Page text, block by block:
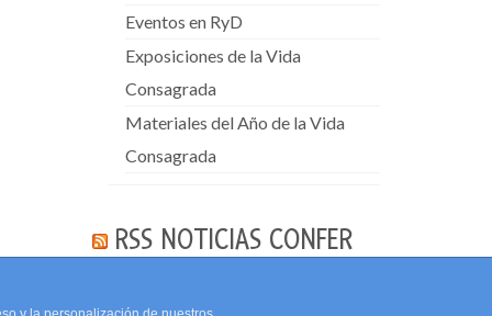
Eventos en RyD
Exposiciones de la Vida
Consagrada
Materiales del Año de la Vida
Consagrada
RSS NOTICIAS CONFER